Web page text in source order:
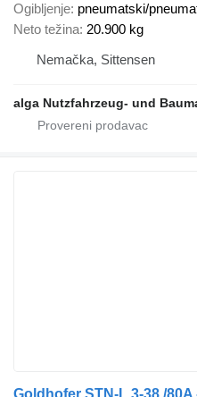
Ogibljenje pneumatski/
Neto težina 20.900 kg
Nemačka, Sittensen
Goldhofer STN-L 3-38 /80A